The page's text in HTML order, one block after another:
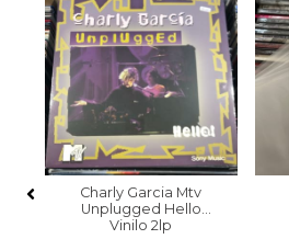
Charly Garcia Mtv
Unplugged Hello
Vinilo 2lp